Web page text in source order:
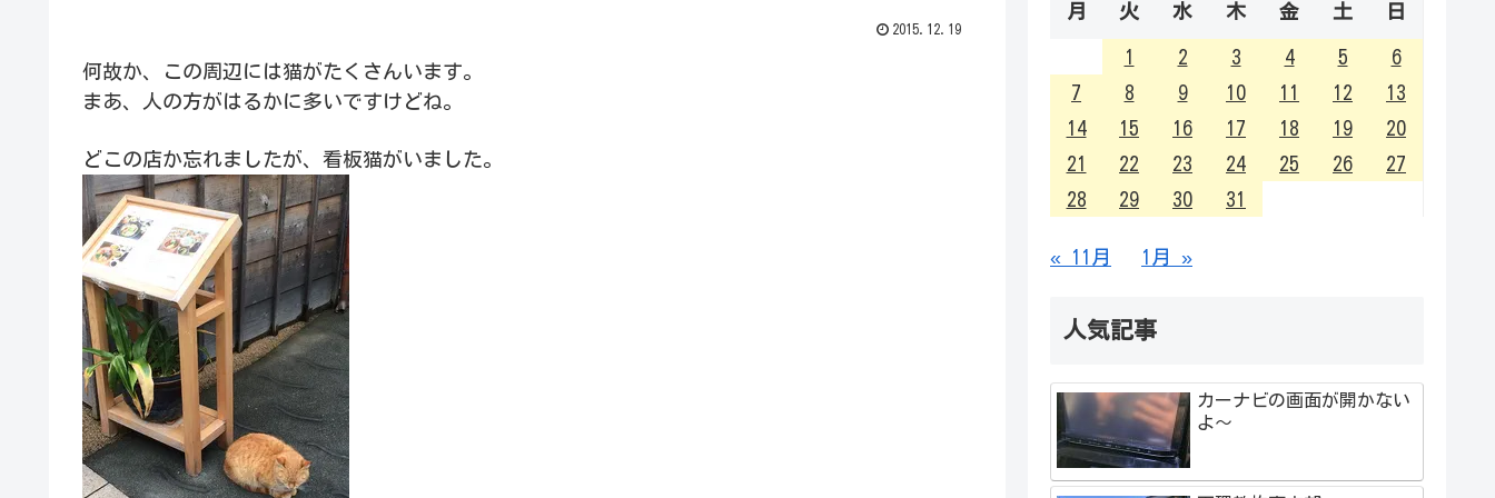
2015.12.19
何故か、この周辺には猫がたくさんいます。
まあ、人の方がはるかに多いですけどね。
どこの店か忘れましたが、看板猫がいました。
月 火 水 木 金 土 日
1 2 3 4 5
6
7
8 9 10 11 12
13
14
15 16 17 18 19
20
21
22 23 24 25 26
27
28
29 30 31
« 11月 1月 »
人気記事
カーナビの画面が開かない
よ～